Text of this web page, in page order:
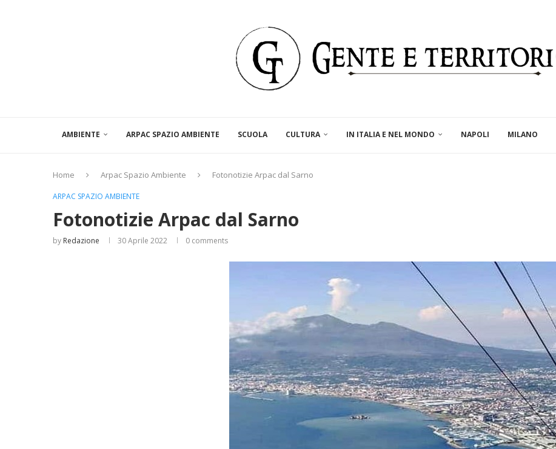
AMBIENTE ARPAC SPAZIO AMBIENTE SCUOLA CULTURA IN ITALIA E NEL MONDO NAPOLI MILANO
Home Arpac Spazio Ambiente Fotonotizie Arpac dal Sarno
ARPAC SPAZIO AMBIENTE
Fotonotizie Arpac dal Sarno
by Redazione 30 Aprile 2022 0 comments